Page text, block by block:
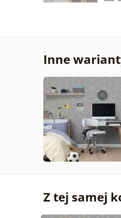
Inne
Z tej samej